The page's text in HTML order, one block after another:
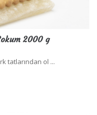
2000 g
tatlarından ol ...